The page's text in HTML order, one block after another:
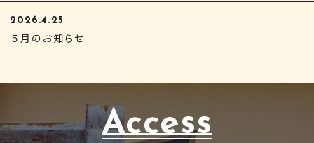
2026.4.25
５月のお知らせ
Access